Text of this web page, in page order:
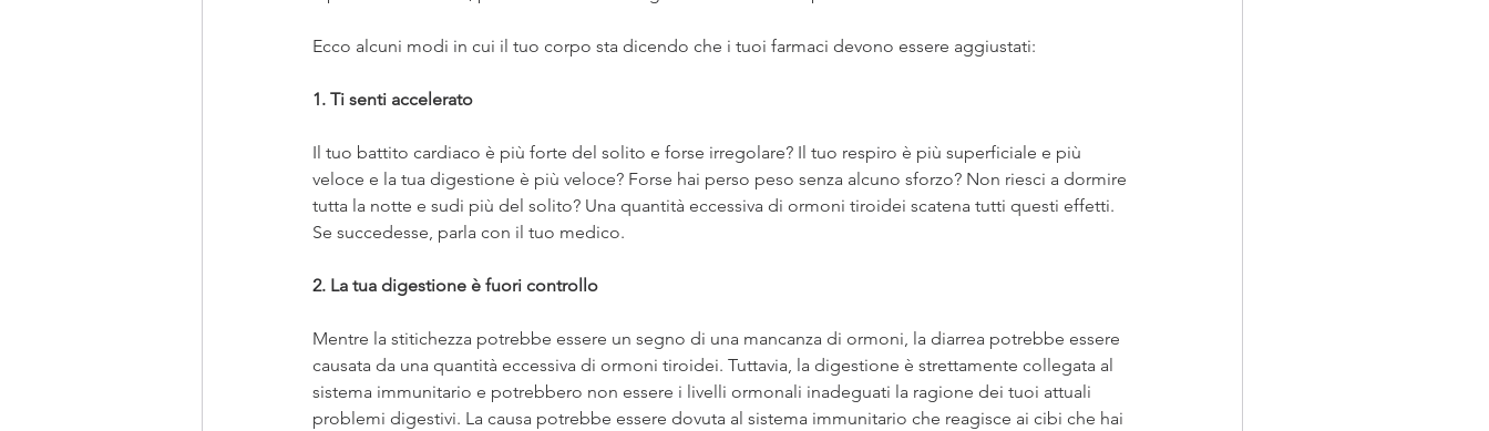
Ecco alcuni modi in cui il tuo corpo sta dicendo che i tuoi farmaci devono essere aggiustati:
1. Ti senti accelerato
Il tuo battito cardiaco è più forte del solito e forse irregolare? Il tuo respiro è più superficiale e più
veloce e la tua digestione è più veloce? Forse hai perso peso senza alcuno sforzo? Non riesci a dormire
tutta la notte e sudi più del solito? Una quantità eccessiva di ormoni tiroidei scatena tutti questi effetti.
Se succedesse, parla con il tuo medico.
2. La tua digestione è fuori controllo
Mentre la stitichezza potrebbe essere un segno di una mancanza di ormoni, la diarrea potrebbe essere
causata da una quantità eccessiva di ormoni tiroidei. Tuttavia, la digestione è strettamente collegata al
sistema immunitario e potrebbero non essere i livelli ormonali inadeguati la ragione dei tuoi attuali
problemi digestivi. La causa potrebbe essere dovuta al sistema immunitario che reagisce ai cibi che hai